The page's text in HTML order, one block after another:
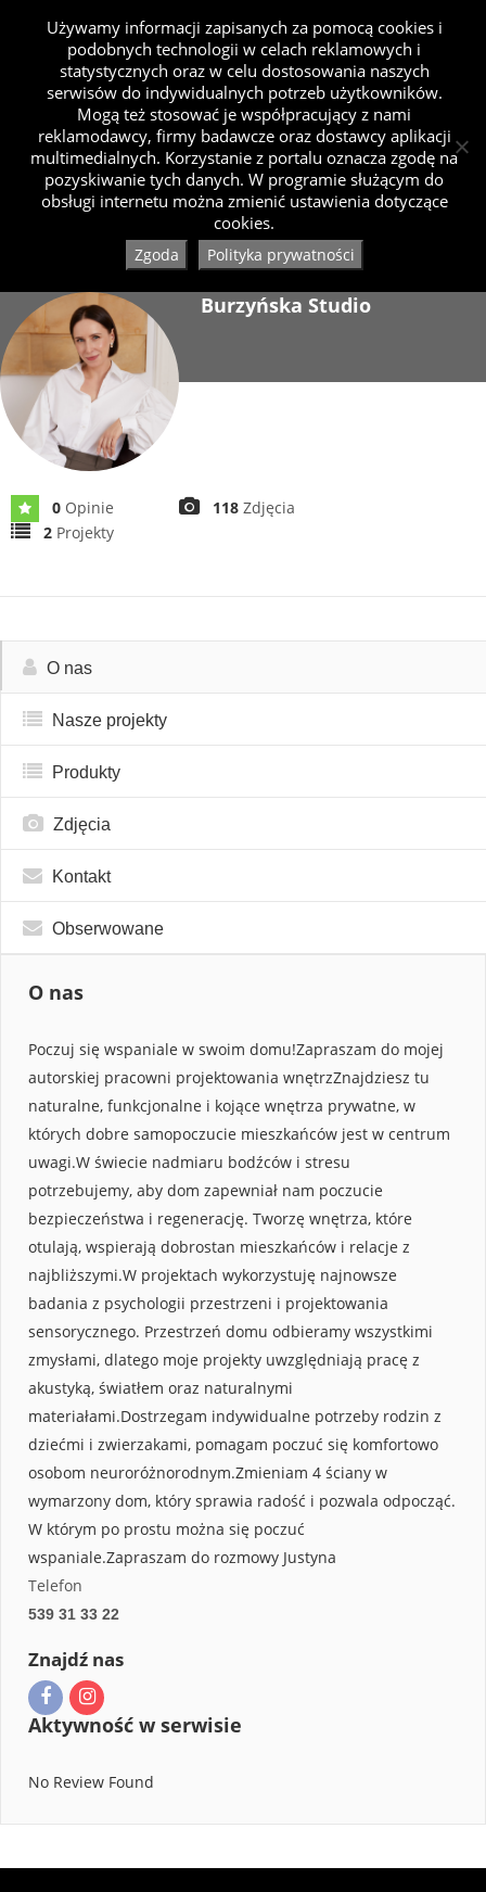
Burzyńska Studio
0 Opinie 118 Zdjęcia
2 Projekty
O nas
Nasze projekty
Produkty
Zdjęcia
Kontakt
Obserwowane
O nas
Poczuj się wspaniale w swoim domu!Zapraszam do mojej
autorskiej pracowni projektowania wnętrzZnajdziesz tu
naturalne, funkcjonalne i kojące wnętrza prywatne, w
których dobre samopoczucie mieszkańców jest w centrum
uwagi.W świecie nadmiaru bodźców i stresu
potrzebujemy, aby dom zapewniał nam poczucie
bezpieczeństwa i regenerację. Tworzę wnętrza, które
otulają, wspierają dobrostan mieszkańców i relacje z
najbliższymi.W projektach wykorzystuję najnowsze
badania z psychologii przestrzeni i projektowania
sensorycznego. Przestrzeń domu odbieramy wszystkimi
zmysłami, dlatego moje projekty uwzględniają pracę z
akustyką, światłem oraz naturalnymi
materiałami.Dostrzegam indywidualne potrzeby rodzin z
dziećmi i zwierzakami, pomagam poczuć się komfortowo
osobom neuroróżnorodnym.Zmieniam 4 ściany w
wymarzony dom, który sprawia radość i pozwala odpocząć.
W którym po prostu można się poczuć
wspaniale.Zapraszam do rozmowy Justyna
Telefon
539 31 33 22
Znajdź nas
Aktywność w serwisie
No Review Found
Używamy informacji zapisanych za pomocą cookies i
podobnych technologii w celach reklamowych i
statystycznych oraz w celu dostosowania naszych
serwisów do indywidualnych potrzeb użytkowników.
Mogą też stosować je współpracujący z nami
reklamodawcy, firmy badawcze oraz dostawcy aplikacji
multimedialnych. Korzystanie z portalu oznacza zgodę na
pozyskiwanie tych danych. W programie służącym do
obsługi internetu można zmienić ustawienia dotyczące
cookies.
Zgoda Polityka prywatności